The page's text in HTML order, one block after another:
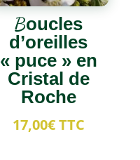
Boucles
d’oreilles
« puce » en
Cristal de
Roche
17,00€TTC